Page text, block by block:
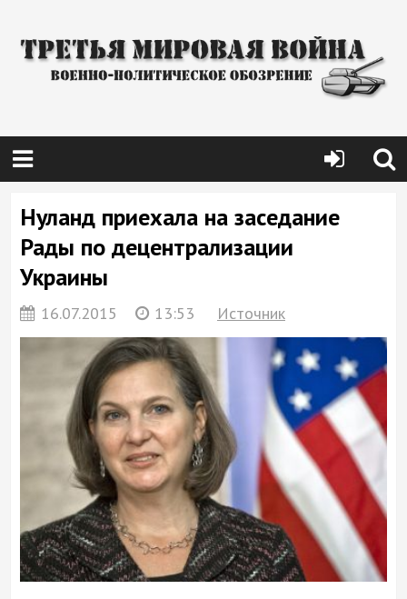
Нуланд приехала на заседание
Рады по децентрализации
Украины
16.07.2015 13:53 Источник